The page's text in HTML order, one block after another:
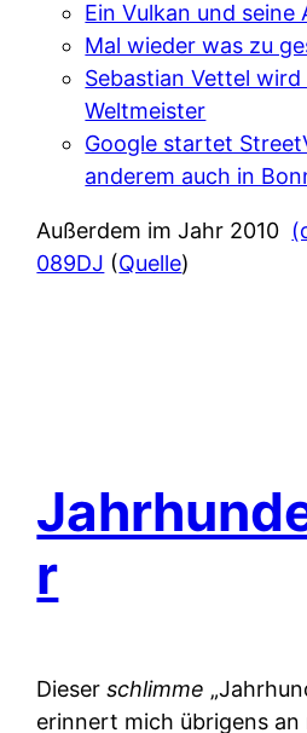
Ein Vulkan und seine
Mal wieder was zu
Sebastian Vettel wird
Weltmeister
Google startet
anderem auch in
Außerdem im Jahr 2010
089DJ (Quelle)
r
Dieserschlimme
erinnert mich übrigens an